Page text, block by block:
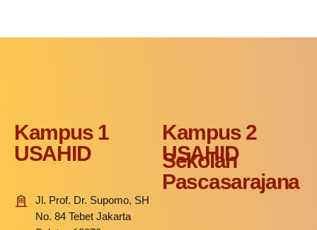
Magister Manajemen Lingkungan
ALUMNI MBKM
USAHID
People
Kampus 1
USAHID
Jl. Prof. Dr. Supomo, SH
No. 84 Tebet Jakarta
Kampus 2
USAHID
Sekolah
Pascasarajana